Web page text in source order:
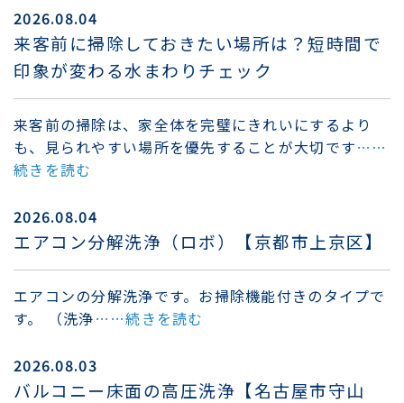
2026.08.04
来客前に掃除しておきたい場所は？短時間で
印象が変わる水まわりチェック
来客前の掃除は、家全体を完璧にきれいにするより
も、見られやすい場所を優先することが大切です……
続きを読む
2026.08.04
エアコン分解洗浄（ロボ）【京都市上京区】
エアコンの分解洗浄です。お掃除機能付きのタイプで
す。 （洗浄……続きを読む
2026.08.03
バルコニー床面の高圧洗浄【名古屋市守山